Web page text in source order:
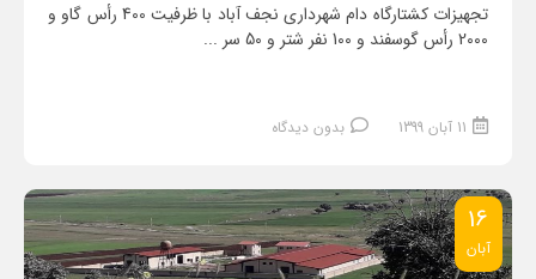
تجهیزات کشتارگاه دام شهرداری نجف آباد با ظرفیت 400 رأس گاو و
2000 رأس گوسفند و 100 نفر شتر و 50 سر ...
11 آبان 1399 بدون دیدگاه
ادامه مطلب
16
آبان